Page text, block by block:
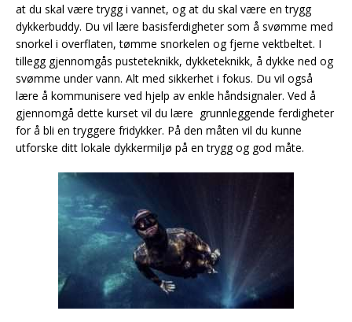
at du skal være trygg i vannet, og at du skal være en trygg
dykkerbuddy. Du vil lære basisferdigheter som å svømme med
snorkel i overflaten, tømme snorkelen og fjerne vektbeltet. I
tillegg gjennomgås pusteteknikk, dykketeknikk, å dykke ned og
svømme under vann. Alt med sikkerhet i fokus. Du vil også
lære å kommunisere ved hjelp av enkle håndsignaler. Ved å
gjennomgå dette kurset vil du lære grunnleggende ferdigheter
for å bli en tryggere fridykker. På den måten vil du kunne
utforske ditt lokale dykkermiljø på en trygg og god måte.